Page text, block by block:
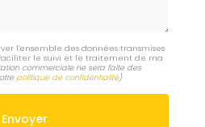
l'ensemble des données transmises
le suivi et le traitement de ma
commerciale ne sera faite des
politique de confidentialité)